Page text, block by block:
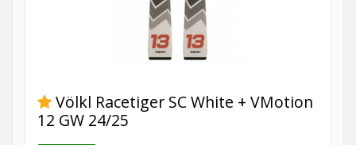
Völkl Racetiger SC White + VMotion
12 GW 24/25